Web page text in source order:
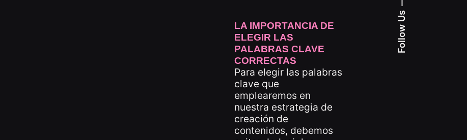
Follow Us
LA IMPORTANCIA DE
ELEGIR LAS
PALABRAS CLAVE
CORRECTAS
Para elegir las palabras
clave que
emplearemos en
nuestra estrategia de
creación de
contenidos, debemos